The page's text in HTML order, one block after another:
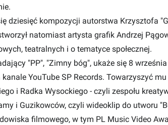
dziesięć kompozycji autorstwa Krzysztofa
natomiast artysta grafik Andrzej
teatralnych i o tematyce społecznej.
"PP", "Zimny bóg", ukaże się 8
YouTube SP Records. Towarzyszyć
i Radka Wysockiego - czyli zespołu
i Guzikowców, czyli wideoklip do utworu
filmowego, w tym PL Music Video